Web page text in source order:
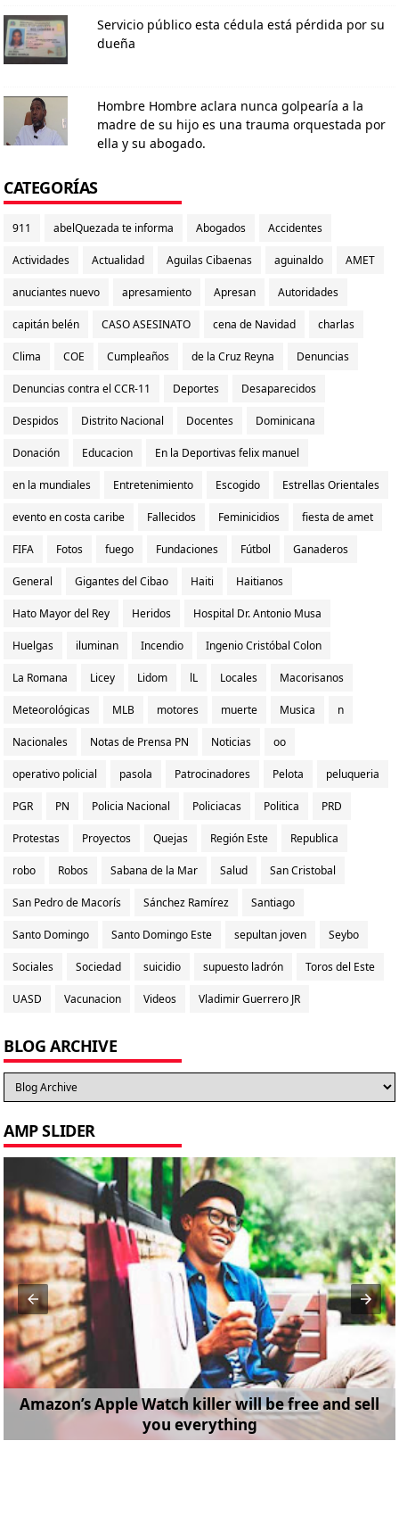
Servicio público esta cédula está pérdida por su
dueña
Hombre Hombre aclara nunca golpearía a la
madre de su hijo es una trauma orquestada por
ella y su abogado.
CATEGORÍAS
911 abelQuezada te informa Abogados Accidentes
Actividades Actualidad Aguilas Cibaenas aguinaldo AMET
anuciantes nuevo apresamiento Apresan Autoridades
capitán belén CASO ASESINATO cena de Navidad charlas
Clima COE Cumpleaños de la Cruz Reyna Denuncias
Denuncias contra el CCR-11 Deportes Desaparecidos
Despidos Distrito Nacional Docentes Dominicana
Donación Educacion En la Deportivas felix manuel
en la mundiales Entretenimiento Escogido Estrellas Orientales
evento en costa caribe Fallecidos Feminicidios fiesta de amet
FIFA Fotos fuego Fundaciones Fútbol Ganaderos
General Gigantes del Cibao Haiti Haitianos
Hato Mayor del Rey Heridos Hospital Dr. Antonio Musa
Huelgas iluminan Incendio Ingenio Cristóbal Colon
La Romana Licey Lidom lL Locales Macorisanos
Meteorológicas MLB motores muerte Musica n
Nacionales Notas de Prensa PN Noticias oo
operativo policial pasola Patrocinadores Pelota peluqueria
PGR PN Policia Nacional Policiacas Politica PRD
Protestas Proyectos Quejas Región Este Republica
robo Robos Sabana de la Mar Salud San Cristobal
San Pedro de Macorís Sánchez Ramírez Santiago
Santo Domingo Santo Domingo Este sepultan joven Seybo
Sociales Sociedad suicidio supuesto ladrón Toros del Este
UASD Vacunacion Videos Vladimir Guerrero JR
BLOG ARCHIVE
AMP SLIDER
Amazon’s Apple Watch killer will be free and sell
you everything